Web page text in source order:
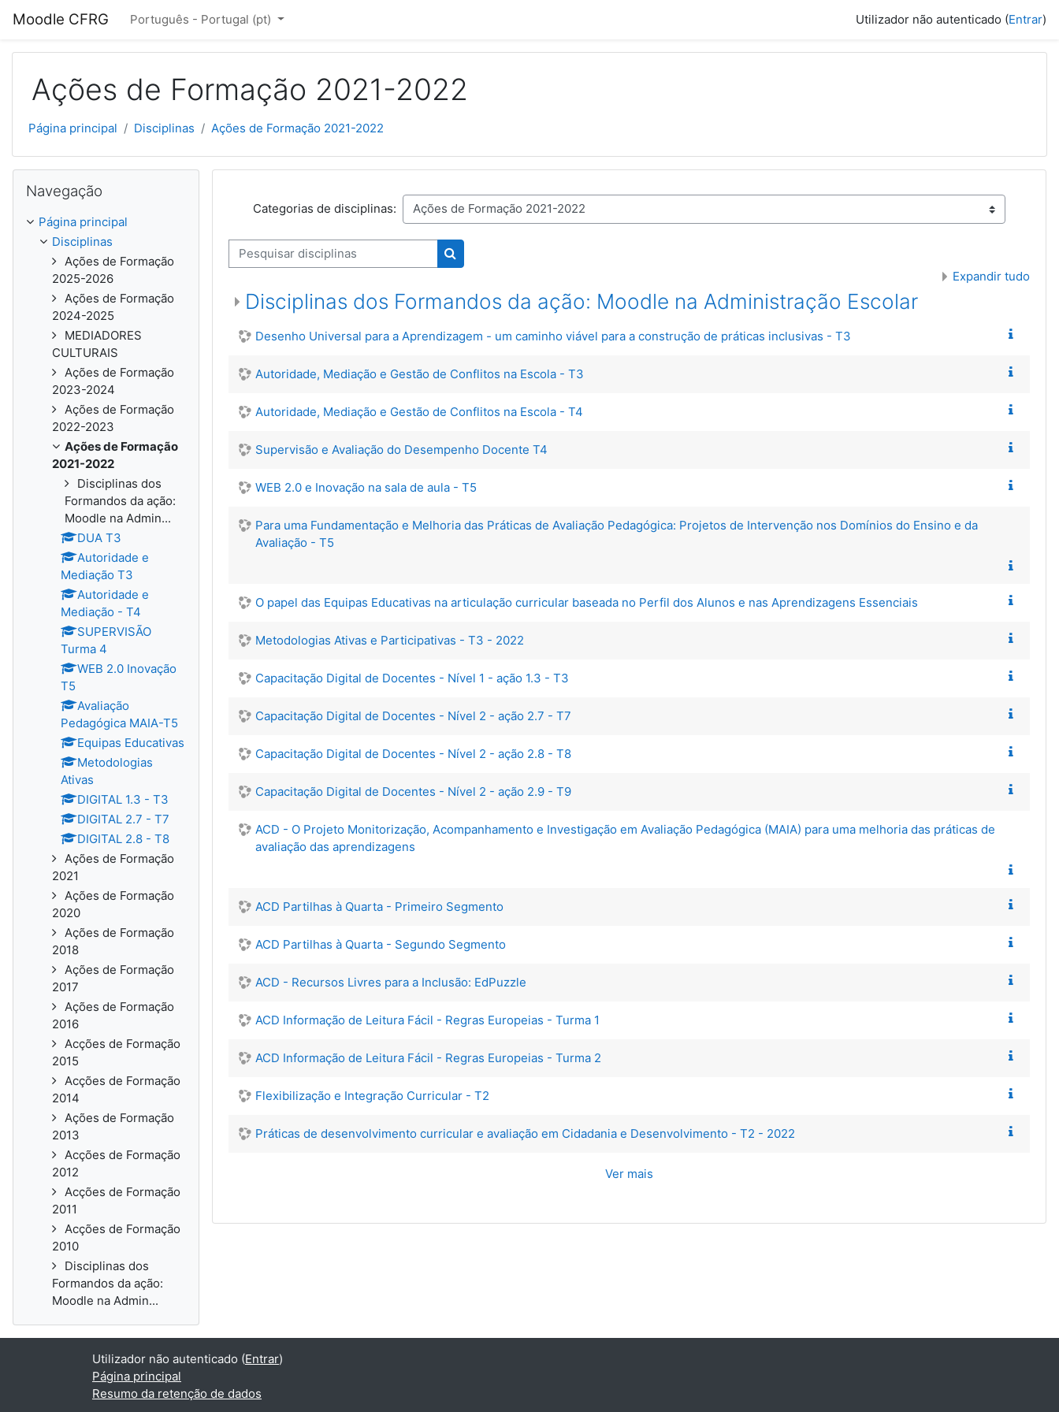
Moodle CFRG Português - Portugal ‎(pt)‎ Utilizador não autenticado (Entrar)
Ações de Formação 2021-2022
Página principal Disciplinas Ações de Formação 2021-2022
Categorias de disciplinas:
Pesquisar disciplinas
Pesquisar disciplinas Expandir tudo
Disciplinas dos Formandos da ação: Moodle na Administração Escolar
Desenho Universal para a Aprendizagem - um caminho viável para a construção de práticas inclusivas - T3
Autoridade, Mediação e Gestão de Conflitos na Escola - T3
Autoridade, Mediação e Gestão de Conflitos na Escola - T4
Supervisão e Avaliação do Desempenho Docente T4
WEB 2.0 e Inovação na sala de aula - T5
Para uma Fundamentação e Melhoria das Práticas de Avaliação Pedagógica: Projetos de Intervenção nos Domínios do Ensino e da
Avaliação - T5
​O papel das Equipas Educativas na articulação curricular baseada no Perfil dos Alunos e nas Aprendizagens Essenciais
Metodologias Ativas e Participativas - T3 - 2022
Capacitação Digital de Docentes - Nível 1 - ação 1.3 - T3
Capacitação Digital de Docentes - Nível 2 - ação 2.7 - T7
Capacitação Digital de Docentes - Nível 2 - ação 2.8 - T8
Capacitação Digital de Docentes - Nível 2 - ação 2.9 - T9
ACD - O Projeto Monitorização, Acompanhamento e Investigação em Avaliação Pedagógica (​​MAIA) para uma melhoria das práticas de
avaliação das aprendizagens
ACD ​P​artilhas à Quarta - Primeiro Segmento​
ACD Partilhas à Quarta - Segundo Segmento
ACD - Recursos Livres para a Inclusão: EdPuzzle
ACD Informação de Leitura Fácil - Regras Europeias - Turma 1
ACD Informação de Leitura Fácil - Regras Europeias - Turma 2
Flexibilização e Integração Curricular - T2
Práticas de desenvolvimento curricular e avaliação em Cidadania e Desenvolvimento - T2 - 2022
Ver mais
Navegação
Página principal
Disciplinas
Ações de Formação
2025-2026
Ações de Formação
2024-2025
MEDIADORES
CULTURAIS
Ações de Formação
2023-2024
Ações de Formação
2022-2023
Ações de Formação
2021-2022
Disciplinas dos
Formandos da ação:
Moodle na Admin...
DUA T3
Autoridade e
Mediação T3
Autoridade e
Mediação - T4
SUPERVISÃO
Turma 4
WEB 2.0 Inovação
T5
Avaliação
Pedagógica MAIA-T5
Equipas Educativas
Metodologias
Ativas
DIGITAL 1.3 - T3
DIGITAL 2.7 - T7
DIGITAL 2.8 - T8
Ações de Formação
2021
Ações de Formação
2020
Ações de Formação
2018
Ações de Formação
2017
Ações de Formação
2016
Acções de Formação
2015
Acções de Formação
2014
Ações de Formação
2013
Acções de Formação
2012
Acções de Formação
2011
Acções de Formação
2010
Disciplinas dos
Formandos da ação:
Moodle na Admin...
Utilizador não autenticado (Entrar)
Página principal
Resumo da retenção de dados